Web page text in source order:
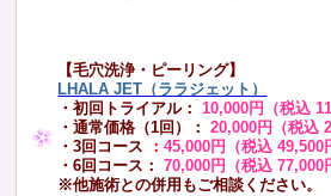
【毛穴洗浄・ピーリング】
LHALA JET（ララジェット）
・初回トライアル：10,000円（税込
・通常価格（1回）：
20,000円（税込
・3回コース ：45,000円（税込 49,500
・6回コース：
70,000円（税込 77,000
※他施術との併用もご相談ください。